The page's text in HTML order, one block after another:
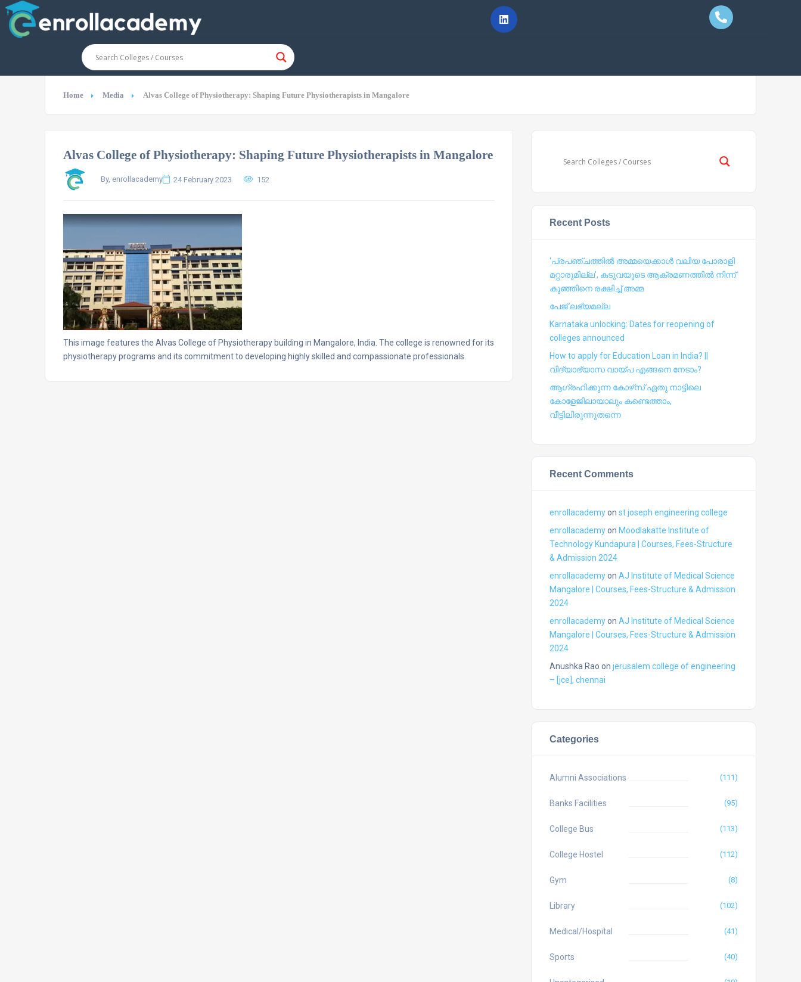
Home Media Alvas College of Physiotherapy: Shaping Future Physiotherapists in Mangalore
Alvas College of Physiotherapy: Shaping Future Physiotherapists in Mangalore
By, enrollacademy 24 February 2023 152
This image features the Alvas College of Physiotherapy building in Mangalore, India. The college is renowned for its
physiotherapy programs and its commitment to developing highly skilled and compassionate professionals.
Recent Posts
‘പ്രപഞ്ചത്തില്‍ അമ്മയെക്കാള്‍ വലിയ പോരാളി
മറ്റാരുമില്ല’, കടുവയുടെ ആക്രമണത്തില്‍ നിന്ന്
കുഞ്ഞിനെ രക്ഷിച്ച് അമ്മ
പേജ് ലഭ്യമല്ല
Karnataka unlocking: Dates for reopening of
colleges announced
How to apply for Education Loan in India? ||
വിദ്യാഭ്യാസ വായ്പ എങ്ങനെ നേടാം?
ആഗ്രഹിക്കുന്ന കോഴ്‍സ് ഏതു നാട്ടിലെ
കോളേജിലായാലും കണ്ടെത്താം,
വീട്ടിലിരുന്നുതന്നെ
Recent Comments
enrollacademyon st joseph engineering college
enrollacademyon Moodlakatte Institute of
Technology Kundapura | Courses, Fees-Structure
& Admission 2024
enrollacademyon AJ Institute of Medical Science
Mangalore | Courses, Fees-Structure & Admission
2024
enrollacademyon AJ Institute of Medical Science
Mangalore | Courses, Fees-Structure & Admission
2024
Anushka Rao on jerusalem college of engineering
– [jce], chennai
Categories
Alumni Associations (111)
Banks Facilities (95)
College Bus (113)
College Hostel (112)
Gym (8)
Library (102)
Medical/Hospital (41)
Sports (40)